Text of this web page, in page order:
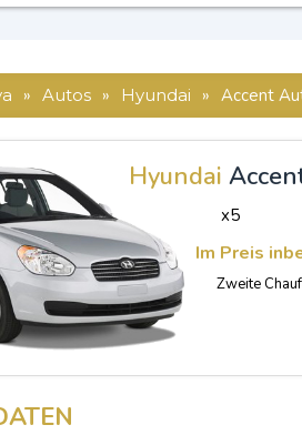
» Autos » Hyundai » Accent
Hyundai
x5
Im Preis
Zweite